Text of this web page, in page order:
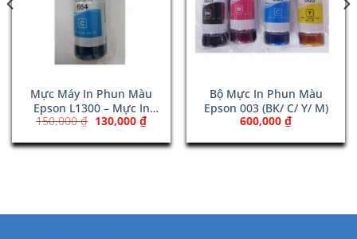
Mực Máy In Phun Màu
Epson L1300 – Mực In
T6642 Cyan
150,000₫ Giá
là:
150,000 ₫.
130,000 ₫Giá
hiện
tại
là:
Bộ Mực In Phun Màu
Epson 003 (BK/ C/ Y/ M)
600,000 ₫